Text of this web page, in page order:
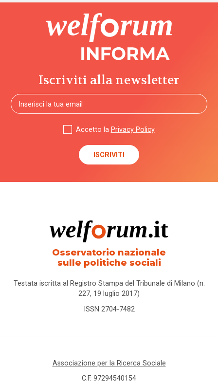
Iscriviti alla newsletter
Accetto la Privacy Policy
Osservatorio nazionale
sulle politiche sociali
Testata iscritta al Registro Stampa del Tribunale di Milano (n.
227, 19 luglio 2017)
ISSN 2704-7482
Associazione per la Ricerca Sociale
C.F. 97294540154